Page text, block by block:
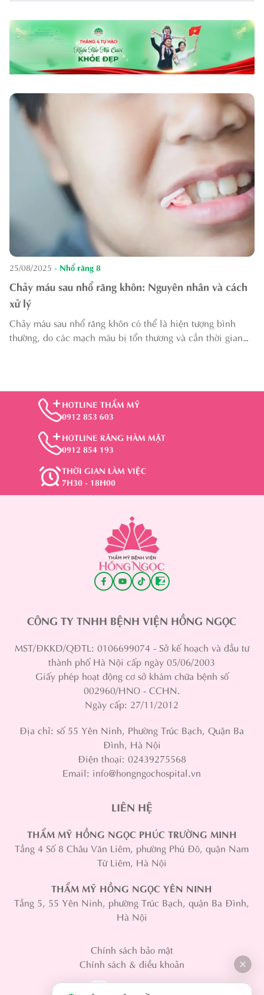
25/08/2025 - Nhổ răng 8
Chảy máu sau nhổ răng khôn: Nguyên nhân và cách
xử lý
Chảy máu sau nhổ răng khôn có thể là hiện tượng bình
thường, do các mạch máu bị tổn thương và cần thời gian
HOTLINE THẨM MỸ
0912 853 603
HOTLINE RĂNG HÀM MẶT
0912 854 193
THỜI GIAN LÀM VIỆC
7H30 - 18H00
CÔNG TY TNHH BỆNH VIỆN HỒNG NGỌC
MST/ĐKKD/QĐTL: 0106699074 - Sở kế hoạch và đầu tư
thành phố Hà Nội cấp ngày 05/06/2003
Giấy phép hoạt động cơ sở khám chữa bệnh số
002960/HNO - CCHN.
Ngày cấp: 27/11/2012
Địa chỉ: số 55 Yên Ninh, Phường Trúc Bạch, Quận Ba
Đình, Hà Nội
Điện thoại: 02439275568
Email: info@hongngochospital.vn
LIÊN HỆ
THẨM MỸ HỒNG NGỌC PHÚC TRƯỜNG MINH
Tầng 4 Số 8 Châu Văn Liêm, phường Phú Đô, quận Nam
Từ Liêm, Hà Nội
THẨM MỸ HỒNG NGỌC YÊN NINH
Tầng 5, 55 Yên Ninh, phường Trúc Bạch, quận Ba Đình,
Hà Nội
Chính sách bảo mật
Chính sách & điều khoản